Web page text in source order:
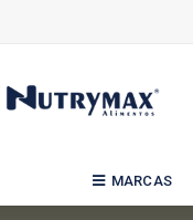
MARCAS